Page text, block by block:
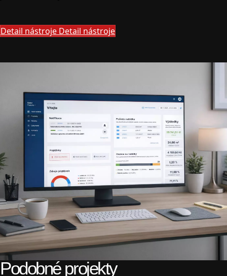
Detail nástroje Detail nástroje
Podobné projekty